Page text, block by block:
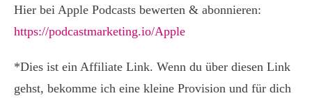
Hier bei Apple Podcasts bewerten & abonnieren:
https://podcastmarketing.io/Apple
*Dies ist ein Affiliate Link. Wenn du über diesen Link
gehst, bekomme ich eine kleine Provision und für dich